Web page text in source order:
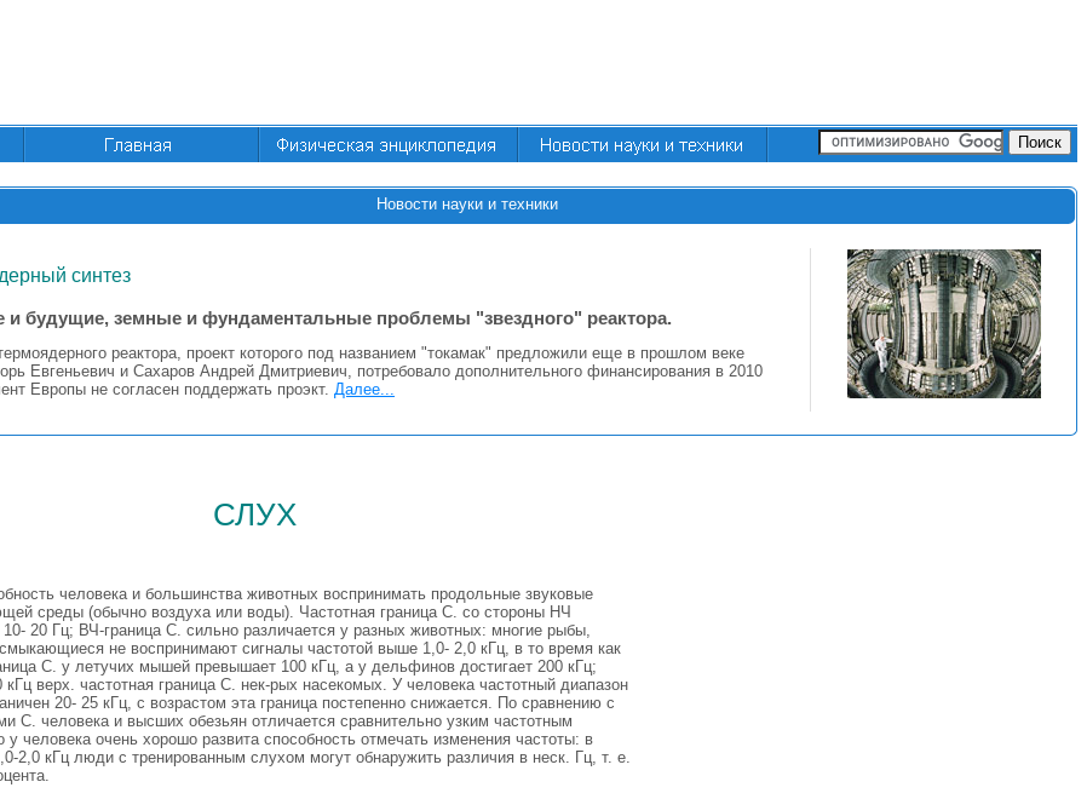
Новости науки и техники
синтез
и будущие, земные и фундаментальные проблемы "звездного" реактора.
реактора, проект которого под названием "токамак" предложили еще в прошлом веке
Евгеньевич и Сахаров Андрей Дмитриевич, потребовало дополнительного финансирования в 2010
Европы не согласен поддержать проэкт. Далее...
слух
человека и большинства животных воспринимать продольные звуковые
среды (обычно воздуха или воды). Частотная граница С. со стороны НЧ
20 Гц; ВЧ-граница С. сильно различается у разных животных: многие рыбы,
не воспринимают сигналы частотой выше 1,0- 2,0 кГц, в то время как
С. у летучих мышей превышает 100 кГц, а у дельфинов достигает 200 кГц;
кГц верх. частотная граница С. нек-рых насекомых. У человека частотный диапазон
20- 25 кГц, с возрастом эта граница постепенно снижается. По сравнению с
С. человека и высших обезьян отличается сравнительно узким частотным
у человека очень хорошо развита способность отмечать изменения частоты: в
2,0 кГц люди с тренированным слухом могут обнаружить различия в неск. Гц, т. е.